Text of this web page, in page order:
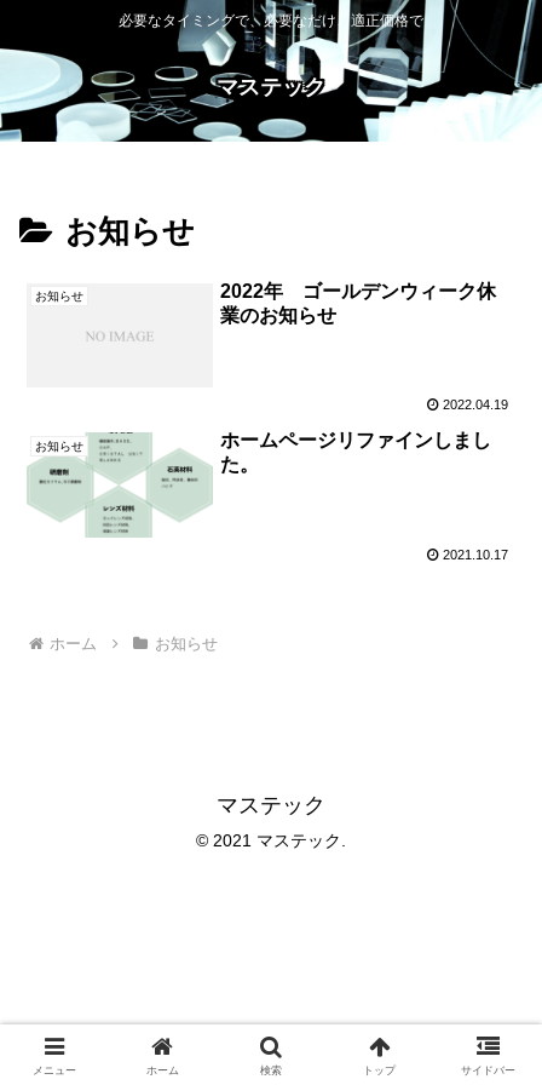
必要なタイミングで、必要なだけ、適正価格で
マステック
お知らせ
お知らせ
2022年 ゴールデンウィーク休
業のお知らせ
2022.04.19
お知らせ
ホームページリファインしまし
た。
2021.10.17
ホーム お知らせ
マステック
© 2021 マステック.
メニュー ホーム 検索 トップ サイドバー